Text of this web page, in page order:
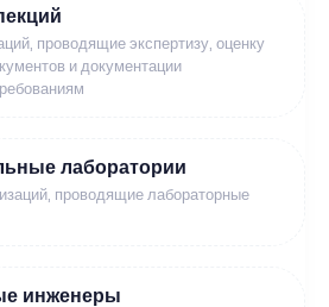
проводящие экспертизу, оценку
и документации
лаборатории
проводящие лабораторные
инженеры